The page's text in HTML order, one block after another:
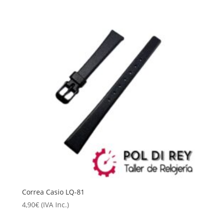
Correa Casio LQ-81
4,90€ (IVA Inc.)